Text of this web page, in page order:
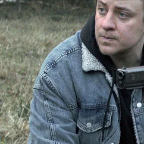
verlag
veranstaltungen
shop
fragen & hilfe
unterstützen
abo